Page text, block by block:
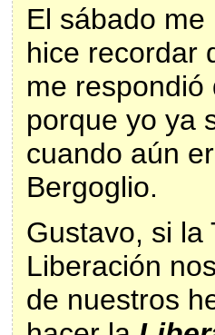
El sábado
hice recordar
me
porque yo ya
cuando aún
Bergoglio.
Gustavo, si la
Liberación
de nuestros